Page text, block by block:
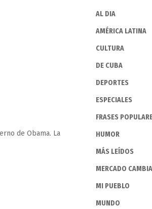
de Obama. La
AL DIA
AMÉRICA LATINA
CULTURA
DE CUBA
DEPORTES
ESPECIALES
FRASES
HUMOR
MÁS LEÍDOS
MERCADO
MI PUEBLO
MUNDO